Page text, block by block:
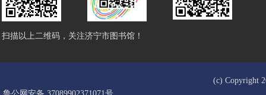
扫描以上二维码，关注济宁市图书馆！
(c) Copyright